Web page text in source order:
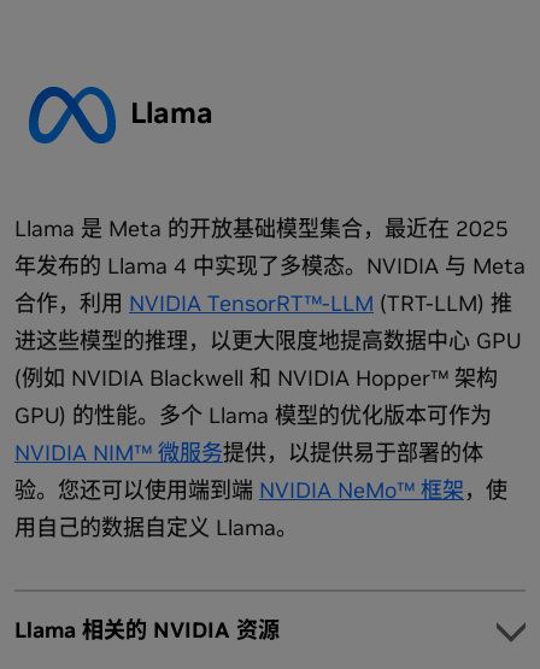
集成
使用合适的工具与框架，在您的开发环境中利用开放的 Kimi 模
Lambda 教程：使用 8 张 NVIDIA Blackwell GPU 与 vLLM
部署一万亿参数模型
优化
了解 NVIDIA 如何针对 Blackwell 架构优化开放权重模型，以加
速推理性能。
Kimi K2 Thinking 在 NVIDIA GB200 NVL72 上实现 10 倍
加速，每个 token 成本降低至原来的十分之一
NVIDIA Kimi K2 Thinking NVFP4 模型通过 TensorRT
Model Optimizer 实现量化优化
的速度运行（由 Baseten 实现）
Model
下载并部署预封装、便携且高优化的 NIM 微服务：
Kimi K2 Instruct:链接|Docs
Kimi K2 Instruct 0905: 链接|文档
Model
在 Hugging Face 上探索 Kimi K2 模型
NVIDIA Kimi K2 Thinking NVFP4 是 Moonshot AI 的
探索模型
Llama
Llama 是 Meta 的开放基础模型集合，最近在 2025
年发布的 Llama 4 中实现了多模态。NVIDIA 与 Meta
合作，利用 NVIDIA TensorRT™-LLM (TRT-LLM) 推
进这些模型的推理，以更大限度地提高数据中心 GPU
(例如 NVIDIA Blackwell 和 NVIDIA Hopper™ 架构
GPU) 的性能。多个 Llama 模型的优化版本可作为
NVIDIA NIM™ 微服务提供，以提供易于部署的体
验。您还可以使用端到端 NVIDIA NeMo™ 框架，使
用自己的数据自定义 Llama。
Llama 相关的 NVIDIA 资源